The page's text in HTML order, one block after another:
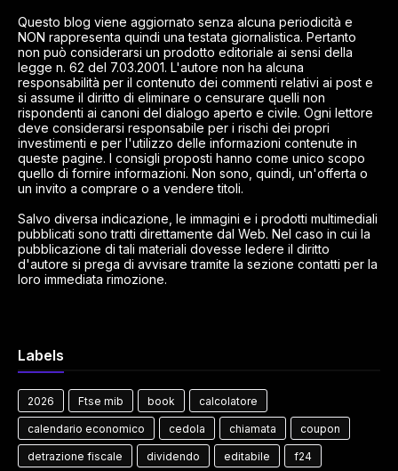
Questo blog viene aggiornato senza alcuna periodicità e
NON rappresenta quindi una testata giornalistica. Pertanto
non può considerarsi un prodotto editoriale ai sensi della
legge n. 62 del 7.03.2001. L'autore non ha alcuna
responsabilità per il contenuto dei commenti relativi ai post e
si assume il diritto di eliminare o censurare quelli non
rispondenti ai canoni del dialogo aperto e civile. Ogni lettore
deve considerarsi responsabile per i rischi dei propri
investimenti e per l'utilizzo delle informazioni contenute in
queste pagine. I consigli proposti hanno come unico scopo
quello di fornire informazioni. Non sono, quindi, un'offerta o
un invito a comprare o a vendere titoli.
Salvo diversa indicazione, le immagini e i prodotti multimediali
pubblicati sono tratti direttamente dal Web. Nel caso in cui la
pubblicazione di tali materiali dovesse ledere il diritto
d'autore si prega di avvisare tramite la sezione contatti per la
loro immediata rimozione.
Labels
2026 Ftse mib book calcolatore
calendario economico cedola chiamata coupon
detrazione fiscale dividendo editabile f24